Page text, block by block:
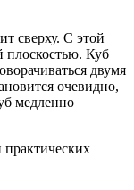
сверху. С этой
плоскостью. Куб
двумя
очевидно,
медленно